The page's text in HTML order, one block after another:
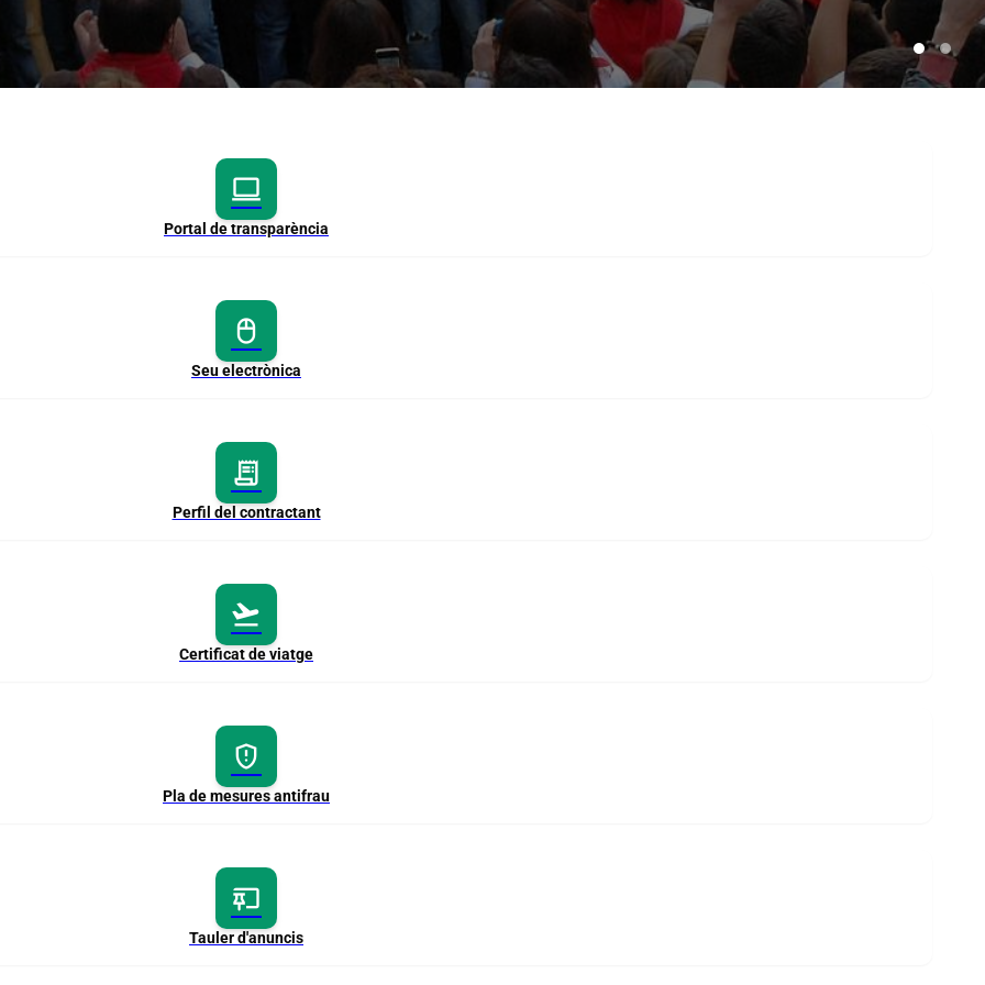
computer
Portal de transparència
mouse
Seu electrònica
receipt_long
Perfil del contractant
flight_takeoff
Certificat de viatge
gpp_maybe
Pla de mesures antifrau
pinboard
Tauler d'anuncis